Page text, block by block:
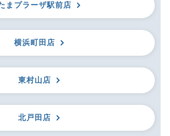
まプラーザ駅前店
横浜町田店
東村山店
北戸田店